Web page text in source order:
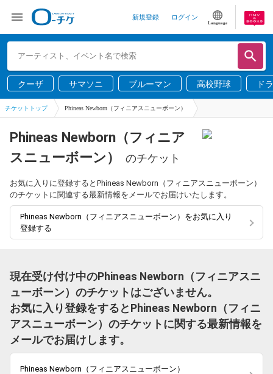
新規登録 ログイン
Language
クーザ サマソニ ブルーマン 高校野球 ド
チケットトップ Phineas Newborn（フィニアスニューボーン）
Phineas Newborn（フィニア
スニューボーン）
のチケット
お気に入りに登録するとPhineas Newborn（フィニアスニューボーン）
のチケットに関連する最新情報をメールでお届けいたします。
Phineas Newborn（フィニアスニューボーン）をお気に入り
登録する
現在受け付け中のPhineas Newborn（フィニアスニ
ューボーン）のチケットはございません。
お気に入り登録をするとPhineas Newborn（フィニ
アスニューボーン）のチケットに関する最新情報を
メールでお届けします。
Phineas Newborn（フィニアスニューボーン）